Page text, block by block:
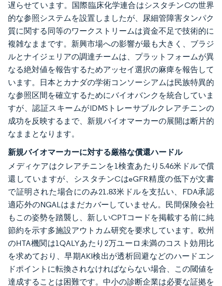
遅らせています。国際臨床化学連合はシスタチンCの世界
的な参照システムを設置しましたが、尿細管障害タンパク
質に関する同等のワークストリームは資金不足で技術的に
複雑なままです。新興市場への影響が最も大きく、ブラジ
ルとナイジェリアの調達チームは、プラットフォームが異
なる絶対値を報告するためアッセイ選択の麻痺を報告して
います。日本とカナダの学術コンソーシアムは民族特異的
な参照区間を確立するためにバイオバンクを統合していま
すが、認証スキームがIDMSトレーサブルクレアチニンの
成功を反映するまで、新規バイオマーカーの展開は断片的
なままとなります。
新規バイオマーカーに対する厳格な償還ハードル
メディケアはクレアチニンを1検査あたり5.46米ドルで償
還していますが、シスタチンCはeGFR精度の低下が文書
で証明された場合にのみ21.83米ドルを支払い、FDA承認
適応外のNGALはまだカバーしていません。民間保険会社
もこの姿勢を踏襲し、新しいCPTコードを掲載する前に純
節約を示す多施設アウトカム研究を要求しています。欧州
のHTA機関は1QALYあたり2万ユーロ未満のコスト効用比
を求めており、早期AKI検出が透析回避などのハードエン
ドポイントに転換されなければならない場合、この閾値を
達成することは困難です。中小の診断企業は必要な証拠を